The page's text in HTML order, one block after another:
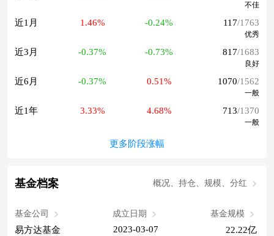
不佳
近1月 1.46% -0.24% 117/1763
优秀
近3月 -0.37% -0.73% 817/1683
良好
近6月 -0.37% 0.51% 1070/1562
一般
近1年 3.33% 4.68% 713/1370
一般
更多阶段涨幅
基金档案 概况、持仓、规模、分红
基金公司
易方达基金
成立日期
2023-03-07
基金规模
22.22亿